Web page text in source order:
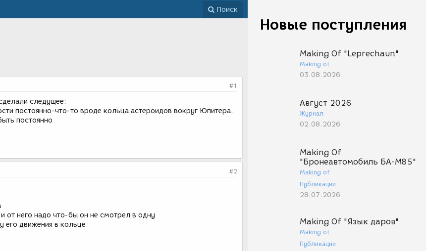
Новые поступления
Making Of "Leprechaun"
Making of
03.08.2026
Август 2026
Журнал
02.08.2026
Making Of
"Бронеавтомобиль БА-М85"
Making of
Публикации
28.07.2026
Making Of "Язык даров"
Making of
Публикации
Поиск
#1
следущее:
постоянно-что-то вроде кольца астероидов вокруг Юпитера.
постоянно
#2
от него надо что-бы он не смотрел в одну
его движения в кольце